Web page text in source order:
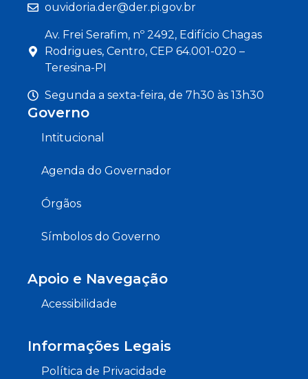
ouvidoria.der@der.pi.gov.br
Av. Frei Serafim, nº 2492, Edifício Chagas
Rodrigues, Centro, CEP 64.001-020 –
Teresina-PI
Segunda a sexta-feira, de 7h30 às 13h30
Governo
Intitucional
Agenda do Governador
Órgãos
Símbolos do Governo
Apoio e Navegação
Acessibilidade
Informações Legais
Política de Privacidade